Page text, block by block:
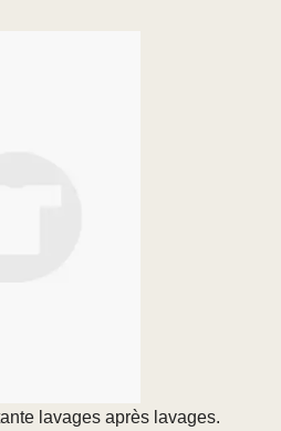
lavages après lavages.